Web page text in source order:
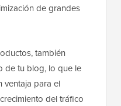
de grandes
también
de tu blog, lo que le
ventaja para el
del tráfico